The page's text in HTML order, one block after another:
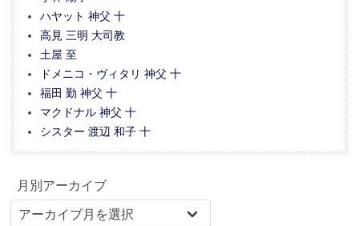
ハヤット 神父 十
高見 三明 大司教
土屋 至
ドメニコ・ヴィタリ 神父 十
福田 勤 神父 十
マクドナル 神父 十
シスター 渡辺 和子 十
月別アーカイブ